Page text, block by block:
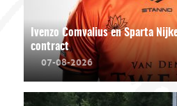
Ivenzo Comvalius en Sparta
contract
07-08-2026